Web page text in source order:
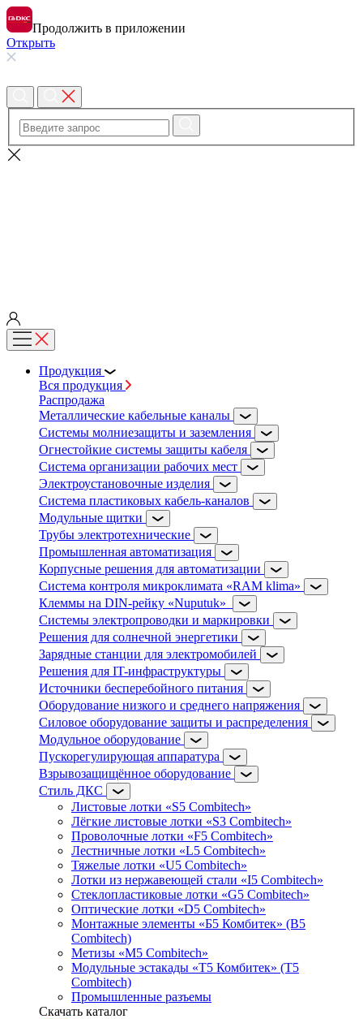
Продолжить в приложении
Открыть
Продукция
Вся продукция
Распродажа
Металлические кабельные каналы
Системы молниезащиты и заземления
Огнестойкие системы защиты кабеля
Система организации рабочих мест
Электроустановочные изделия
Система пластиковых кабель-каналов
Модульные щитки
Трубы электротехнические
Промышленная автоматизация
Корпусные решения для автоматизации
Система контроля микроклимата «RAM klima»
Клеммы на DIN-рейку «Nuputuk»
Системы электропроводки и маркировки
Решения для солнечной энергетики
Зарядные станции для электромобилей
Решения для IT-инфраструктуры
Источники бесперебойного питания
Оборудование низкого и среднего напряжения
Силовое оборудование защиты и распределения
Модульное оборудование
Пускорегулирующая аппаратура
Взрывозащищённое оборудование
Стиль ДКС
Листовые лотки «S5 Combitech»
Лёгкие листовые лотки «S3 Combitech»
Проволочные лотки «F5 Combitech»
Лестничные лотки «L5 Combitech»
Тяжелые лотки «U5 Combitech»
Лотки из нержавеющей стали «I5 Combitech»
Стеклопластиковые лотки «G5 Combitech»
Оптические лотки «D5 Combitech»
Монтажные элементы «Б5 Комбитек» (B5
Combitech)
Метизы «M5 Combitech»
Модульные эстакады «Т5 Комбитек» (T5
Combitech)
Промышленные разъемы
Скачать каталог